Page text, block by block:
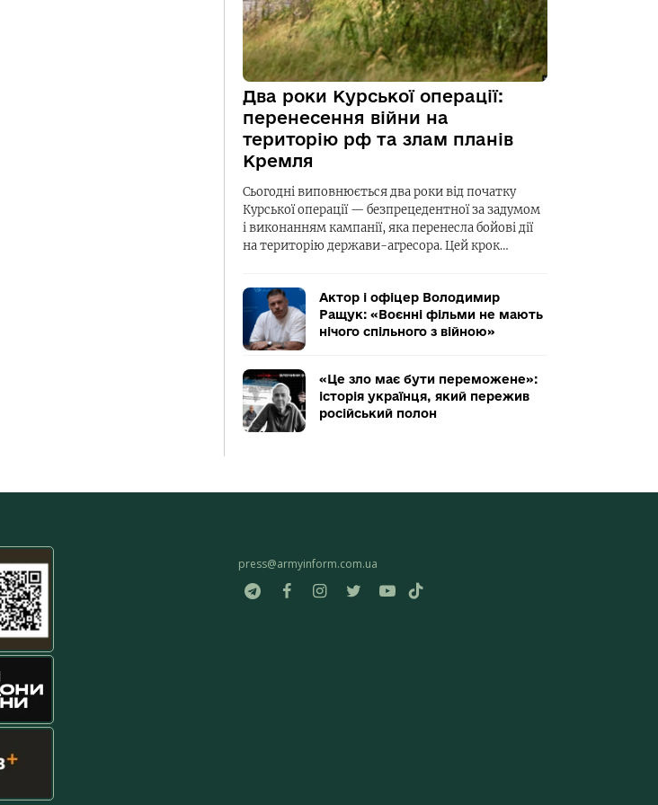
Два роки Курської операції:
перенесення війни на
територію рф та злам планів
Кремля
Сьогодні виповнюється два роки від початку
Курської операції — безпрецедентної за задумом
і виконанням кампанії, яка перенесла бойові дії
на територію держави-агресора. Цей крок…
Актор і офіцер Володимир
Ращук: «Воєнні фільми не мають
нічого спільного з війною»
«Це зло має бути переможене»:
історія українця, який пережив
російський полон
press@armyinform.com.ua